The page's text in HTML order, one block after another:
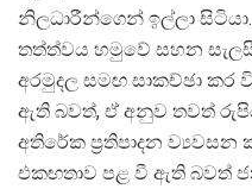
නිලධාරීන්ගෙන් ඉල්ලා
තත්ත්වය හමුවේ සහන
අරමුදල සමඟ සාකච්ඡා කර
ඇති බවත්, ඒ අනුව තවත්
අතිරේක ප්රතිපාදන ව්යවසන
එකඟතාව පළ වී ඇති බවත්